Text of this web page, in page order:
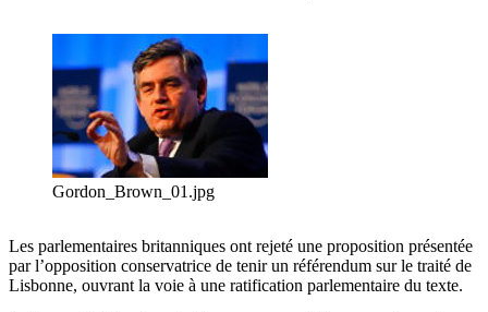
Gordon_Brown_01.jpg
Les parlementaires britanniques ont rejeté une proposition présentée
par l’opposition conservatrice de tenir un référendum sur le traité de
Lisbonne, ouvrant la voie à une ratification parlementaire du texte.